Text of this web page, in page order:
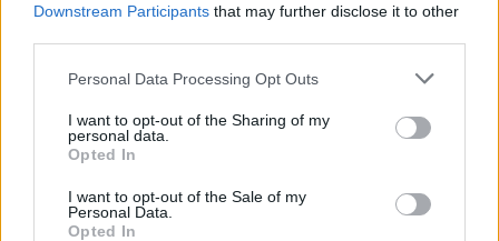
Downstream Participants that may further disclose it to other
Please note that this website/app uses one or more Google
not limited to your visit or usage behaviour. You may click to
grant or deny consent to Google and its third-party tags to
use your data for below specified purposes in below Google
consent section.
Personal Data Processing Opt Outs
I want to opt-out of the Sharing of my
personal data.
Opted In
I want to opt-out of the Sale of my
Personal Data.
Opted In
Népszerű